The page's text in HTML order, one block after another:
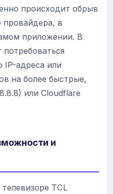
происходит обрыв
провайдера, в
приложении. В
IP-адреса или
на более быстрые,
или Cloudflare
и
TCL